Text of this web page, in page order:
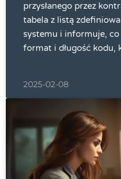
przysłanego przez
tabela z listą
systemu i informuje, co
format i długość kodu,
2025-02-08